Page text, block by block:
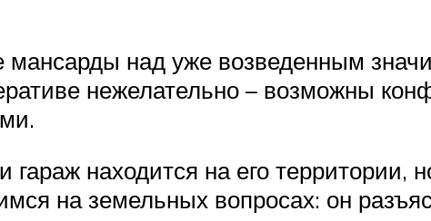
над уже возведенным
нежелательно – возможны
находится на его территории,
на земельных вопросах: он